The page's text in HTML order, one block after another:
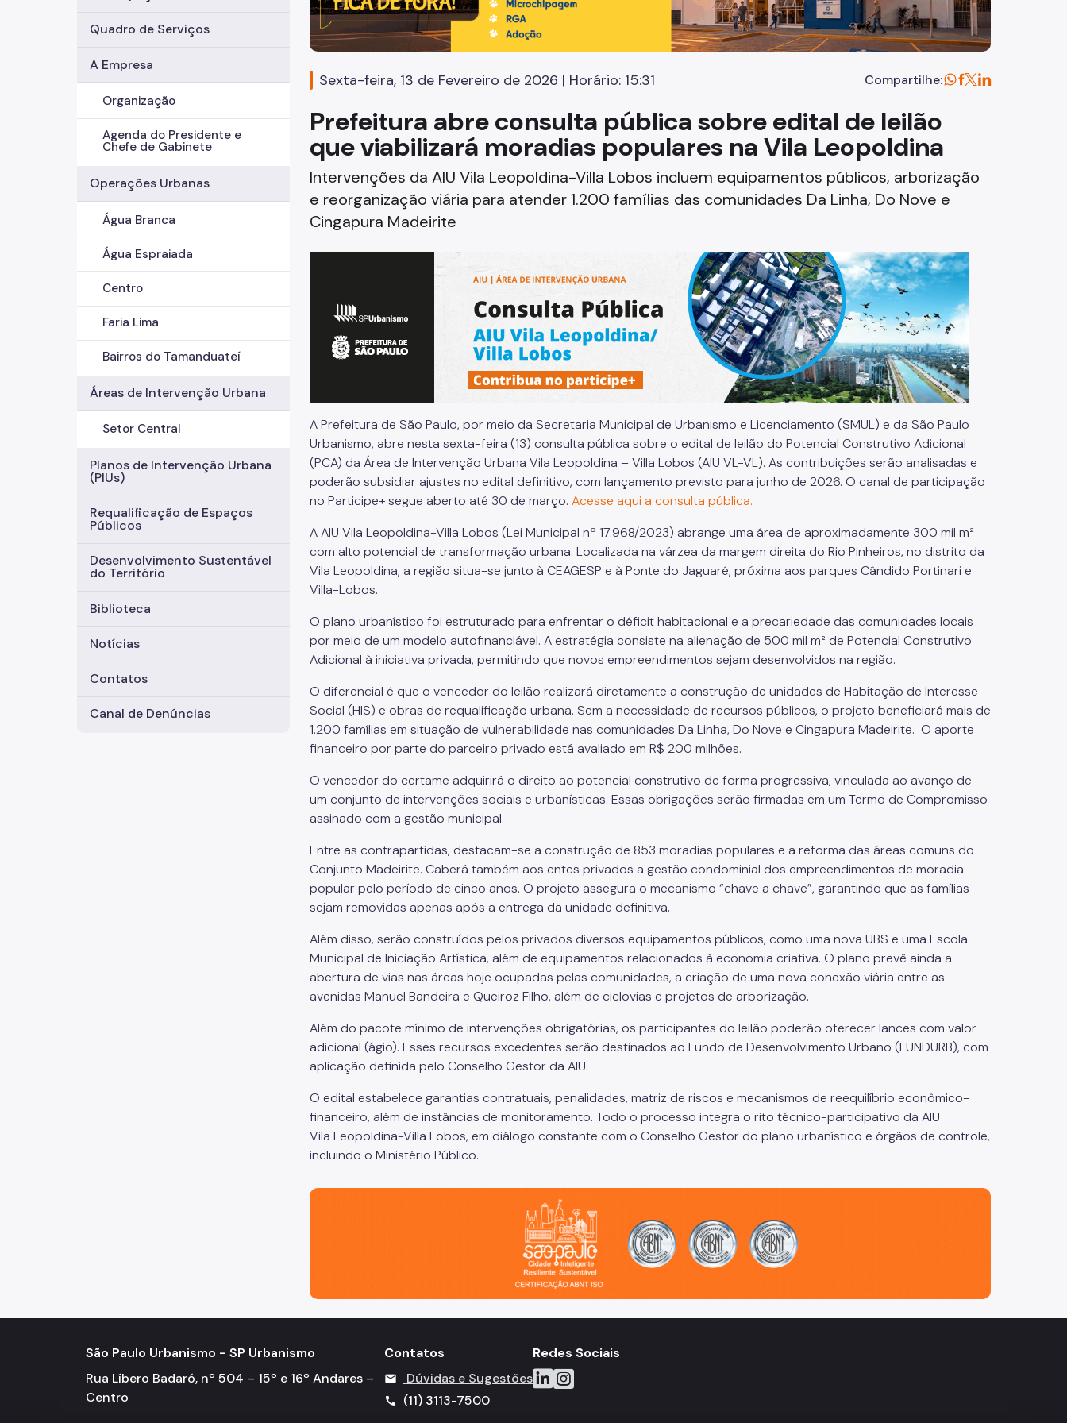
Quadro de Serviços
A Empresa
Organização
Agenda do Presidente e
Chefe de Gabinete
Operações Urbanas
Água Branca
Água Espraiada
Centro
Faria Lima
Bairros do Tamanduateí
Áreas de Intervenção Urbana
Setor Central
Planos de Intervenção Urbana
(PIUs)
Requalificação de Espaços
Públicos
Desenvolvimento Sustentável
do Território
Biblioteca
Notícias
Contatos
Canal de Denúncias
Sexta-feira, 13 de Fevereiro de 2026 | Horário: 15:31 Compartilhe:
Prefeitura abre consulta pública sobre edital de leilão
que viabilizará moradias populares na Vila Leopoldina
Intervenções da AIU Vila Leopoldina-Villa Lobos incluem equipamentos públicos, arborização
e reorganização viária para atender 1.200 famílias das comunidades Da Linha, Do Nove e
Cingapura Madeirite
A Prefeitura de São Paulo, por meio da Secretaria Municipal de Urbanismo e Licenciamento (SMUL) e da São Paulo
Urbanismo, abre nesta sexta-feira (13) consulta pública sobre o edital de leilão do Potencial Construtivo Adicional
(PCA) da Área de Intervenção Urbana Vila Leopoldina – Villa Lobos (AIU VL-VL). As contribuições serão analisadas e
poderão subsidiar ajustes no edital definitivo, com lançamento previsto para junho de 2026. O canal de participação
no Participe+ segue aberto até 30 de março. Acesse aqui a consulta pública.
A AIU Vila Leopoldina-Villa Lobos (Lei Municipal nº 17.968/2023) abrange uma área de aproximadamente 300 mil m²
com alto potencial de transformação urbana. Localizada na várzea da margem direita do Rio Pinheiros, no distrito da
Vila Leopoldina, a região situa-se junto à CEAGESP e à Ponte do Jaguaré, próxima aos parques Cândido Portinari e
Villa-Lobos.
O plano urbanístico foi estruturado para enfrentar o déficit habitacional e a precariedade das comunidades locais
por meio de um modelo autofinanciável. A estratégia consiste na alienação de 500 mil m² de Potencial Construtivo
Adicional à iniciativa privada, permitindo que novos empreendimentos sejam desenvolvidos na região.
O diferencial é que o vencedor do leilão realizará diretamente a construção de unidades de Habitação de Interesse
Social (HIS) e obras de requalificação urbana. Sem a necessidade de recursos públicos, o projeto beneficiará mais de
1.200 famílias em situação de vulnerabilidade nas comunidades Da Linha, Do Nove e Cingapura Madeirite. O aporte
financeiro por parte do parceiro privado está avaliado em R$ 200 milhões.
O vencedor do certame adquirirá o direito ao potencial construtivo de forma progressiva, vinculada ao avanço de
um conjunto de intervenções sociais e urbanísticas. Essas obrigações serão firmadas em um Termo de Compromisso
assinado com a gestão municipal.
Entre as contrapartidas, destacam-se a construção de 853 moradias populares e a reforma das áreas comuns do
Conjunto Madeirite. Caberá também aos entes privados a gestão condominial dos empreendimentos de moradia
popular pelo período de cinco anos. O projeto assegura o mecanismo “chave a chave”, garantindo que as famílias
sejam removidas apenas após a entrega da unidade definitiva.
Além disso, serão construídos pelos privados diversos equipamentos públicos, como uma nova UBS e uma Escola
Municipal de Iniciação Artística, além de equipamentos relacionados à economia criativa. O plano prevê ainda a
abertura de vias nas áreas hoje ocupadas pelas comunidades, a criação de uma nova conexão viária entre as
avenidas Manuel Bandeira e Queiroz Filho, além de ciclovias e projetos de arborização.
Além do pacote mínimo de intervenções obrigatórias, os participantes do leilão poderão oferecer lances com valor
adicional (ágio). Esses recursos excedentes serão destinados ao Fundo de Desenvolvimento Urbano (FUNDURB), com
aplicação definida pelo Conselho Gestor da AIU.
O edital estabelece garantias contratuais, penalidades, matriz de riscos e mecanismos de reequilíbrio econômico-
financeiro, além de instâncias de monitoramento. Todo o processo integra o rito técnico-participativo da AIU
Vila Leopoldina-Villa Lobos, em diálogo constante com o Conselho Gestor do plano urbanístico e órgãos de controle,
incluindo o Ministério Público.
São Paulo, cidade inteligente, resiliente e sustentável
São Paulo Urbanismo - SP Urbanismo
Rua Líbero Badaró, nº 504 – 15º e 16º Andares –
Centro
Contatos
mail Dúvidas e Sugestões
call (11) 3113-7500
Redes Sociais
Icone do LinkedIn
Icone do Instagram